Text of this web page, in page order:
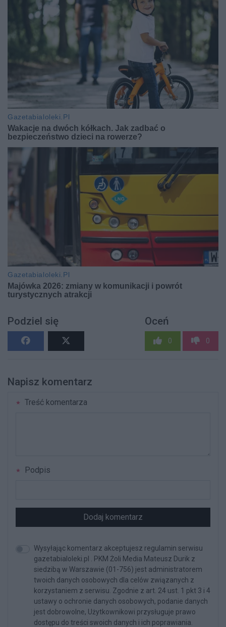
Podziel się Oceń
0 0
Napisz komentarz
Treść komentarza
Podpis
Dodaj komentarz
Wysyłając komentarz akceptujesz regulamin serwisu
gazetabialoleki.pl . PKM Żoli Media Mateusz Durik z
siedzibą w Warszawie (01-756) jest administratorem
twoich danych osobowych dla celów związanych z
korzystaniem z serwisu. Zgodnie z art. 24 ust. 1 pkt 3 i 4
ustawy o ochronie danych osobowych, podanie danych
jest dobrowolne, Użytkownikowi przysługuje prawo
dostępu do treści swoich danych i ich poprawiania.